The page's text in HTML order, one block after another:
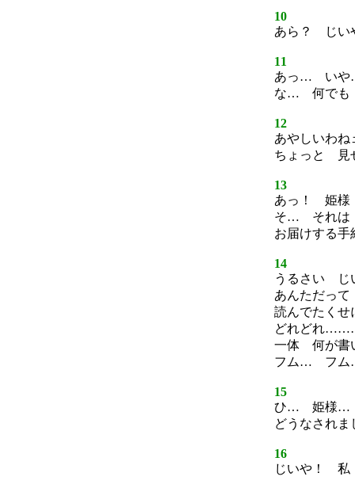
10
あら？ じい
11
あっ… い
な… 何でも
12
あやしいわ
ちょっと 見
13
あっ！ 姫様
そ… それは
お届けする
14
うるさい じ
あんただっ
読んでたくせ
どれどれ
一体 何が書
フム… フ
15
ひ… 姫様…
どうなされ
16
じいや！ 私